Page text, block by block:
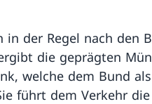
der Regel nach den
die geprägten
welche dem Bund
führt dem Verkehr